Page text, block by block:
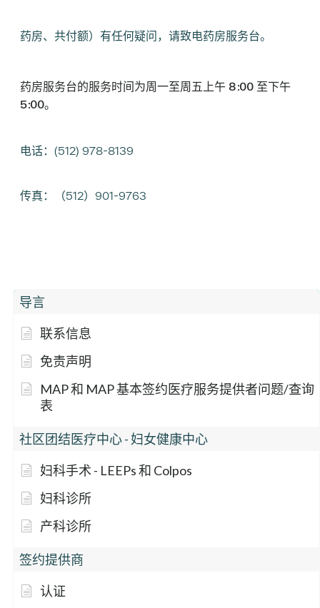
导言
联系信息
免责声明
MAP 和 MAP 基本签约医疗服务提供者问题/查询
表
社区团结医疗中心 - 妇女健康中心
妇科手术 - LEEPs 和 Colpos
妇科诊所
产科诊所
签约提供商
认证
药房、共付额）有任何疑问，请致电药房服务台。
药房服务台的服务时间为周一至周五上午 8:00 至下午
5:00。
电话：(512) 978-8139
传真：（512）901-9763